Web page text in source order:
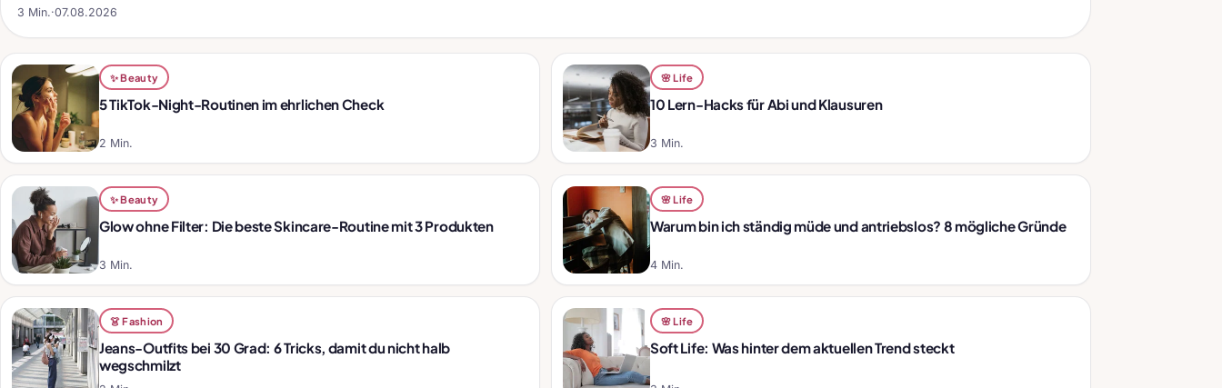
3 Min.·07.08.2026
✨ Beauty
5 TikTok-Night-Routinen im ehrlichen Check
2 Min.
🌸 Life
10 Lern-Hacks für Abi und Klausuren
3 Min.
✨ Beauty
Glow ohne Filter: Die beste Skincare-Routine mit 3 Produkten
3 Min.
🌸 Life
Warum bin ich ständig müde und antriebslos? 8 mögliche Gründe
4 Min.
👗 Fashion
Jeans-Outfits bei 30 Grad: 6 Tricks, damit du nicht halb
wegschmilzt
🌸 Life
Soft Life: Was hinter dem aktuellen Trend steckt